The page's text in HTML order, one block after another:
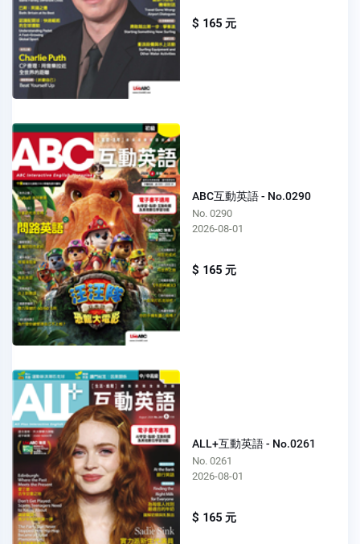
$ 165 元
ABC互動英語 - No.0290
No. 0290
2026-08-01
$ 165 元
ALL+互動英語 - No.0261
No. 0261
2026-08-01
$ 165 元